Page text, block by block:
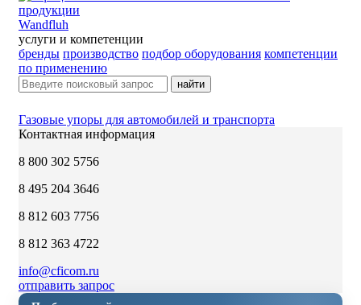
Wandfluh
услуги и компетенции
бренды производство подбор оборудования компетенции
по применению
найти
Газовые упоры для автомобилей и транспорта
Контактная информация
8 800 302 5756
8 495 204 3646
8 812 603 7756
8 812 363 4722
info@cficom.ru
отправить запрос